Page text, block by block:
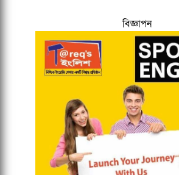
বিজ্ঞাপন